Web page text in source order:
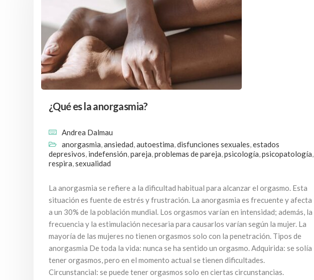
¿Qué es la anorgasmia?
Andrea Dalmau
anorgasmia,ansiedad,autoestima,disfunciones sexuales,estados
depresivos, indefensión,pareja,problemas de pareja,psicología,psicopatología,
respira,sexualidad
La anorgasmia se refiere a la dificultad habitual para alcanzar el orgasmo. Esta
situación es fuente de estrés y frustración. La anorgasmia es frecuente y afecta
a un 30% de la población mundial. Los orgasmos varían en intensidad; además, la
frecuencia y la estimulación necesaria para causarlos varían según la mujer. La
mayoría de las mujeres no tienen orgasmos solo con la penetración. Tipos de
anorgasmia De toda la vida: nunca se ha sentido un orgasmo. Adquirida: se solía
tener orgasmos, pero en el momento actual se tienen dificultades.
Circunstancial: se puede tener orgasmos solo en ciertas circunstancias.